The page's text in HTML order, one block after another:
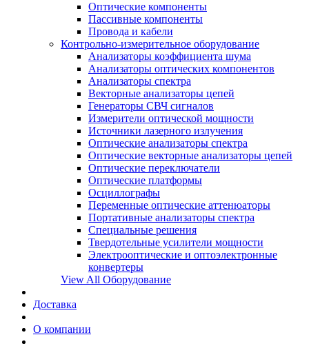
Оптические компоненты
Пассивные компоненты
Провода и кабели
Контрольно-измерительное оборудование
Анализаторы коэффициента шума
Анализаторы оптических компонентов
Анализаторы спектра
Векторные анализаторы цепей
Генераторы СВЧ сигналов
Измерители оптической мощности
Источники лазерного излучения
Оптические анализаторы спектра
Оптические векторные анализаторы цепей
Оптические переключатели
Оптические платформы
Осциллографы
Переменные оптические аттенюаторы
Портативные анализаторы спектра
Специальные решения
Твердотельные усилители мощности
Электрооптические и оптоэлектронные
конвертеры
View All Оборудование
Доставка
О компании